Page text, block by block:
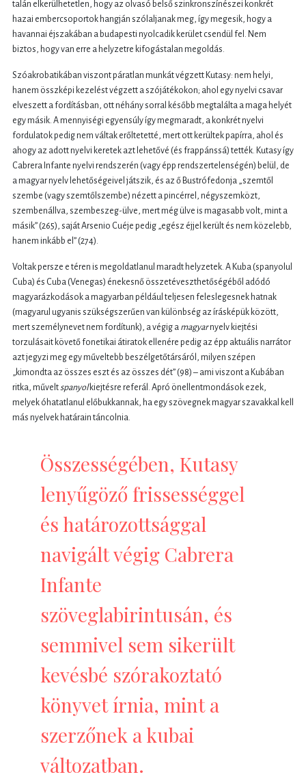
talán elkerülhetetlen, hogy az olvasó belső szinkronszínészei konkrét
hazai embercsoportok hangján szólaljanak meg, így megesik, hogy a
havannai éjszakában a budapesti nyolcadik kerület csendül fel. Nem
biztos, hogy van erre a helyzetre kifogástalan megoldás.
Szóakrobatikában viszont páratlan munkát végzett Kutasy: nem helyi,
hanem összképi kezelést végzett a szójátékokon; ahol egy nyelvi csavar
elveszett a fordításban, ott néhány sorral később megtalálta a maga helyét
egy másik. A mennyiségi egyensúly így megmaradt, a konkrét nyelvi
fordulatok pedig nem váltak erőltetetté, mert ott kerültek papírra, ahol és
ahogy az adott nyelvi keretek azt lehetővé (és frappánssá) tették. Kutasy így
Cabrera Infante nyelvi rendszerén (vagy épp rendszertelenségén) belül, de
a magyar nyelv lehetőségeivel játszik, és az ő Bustrófedonja „szemtől
szembe (vagy szemtőlszembe) nézett a pincérrel, négyszemközt,
szembenállva, szembeszeg-ülve, mert még ülve is magasabb volt, mint a
másik” (265), saját Arsenio Cuéje pedig „egész éjjel került és nem közelebb,
hanem inkább el” (274).
Voltak persze e téren is megoldatlanul maradt helyzetek. A Kuba (spanyolul
Cuba) és Cuba (Venegas) énekesnő összetéveszthetőségéből adódó
magyarázkodások a magyarban például teljesen feleslegesnek hatnak
(magyarul ugyanis szükségszerűen van különbség az írásképük között,
mert személynevet nem fordítunk), a végig a magyarnyelv kiejtési
torzulásait követő fonetikai átiratok ellenére pedig az épp aktuális narrátor
azt jegyzi meg egy műveltebb beszélgetőtársáról, milyen szépen
„kimondta az összes eszt és az összes dét” (98) – ami viszont a Kubában
ritka, műveltspanyolkiejtésre referál. Apró önellentmondások ezek,
melyek óhatatlanul előbukkannak, ha egy szövegnek magyar szavakkal kell
más nyelvek határain táncolnia.
Összességében, Kutasy
lenyűgöző frissességgel
és határozottsággal
navigált végig Cabrera
Infante
szöveglabirintusán, és
semmivel sem sikerült
kevésbé szórakoztató
könyvet írnia, mint a
szerzőnek a kubai
változatban.